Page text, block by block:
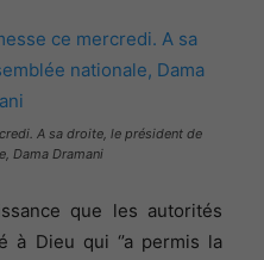
A sa droite, le président de
Dama Dramani
que les autorités
à Dieu qui ‘’a permis la